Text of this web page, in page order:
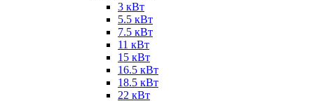
3 кВт
5.5 кВт
7.5 кВт
11 кВт
15 кВт
16.5 кВт
18.5 кВт
22 кВт